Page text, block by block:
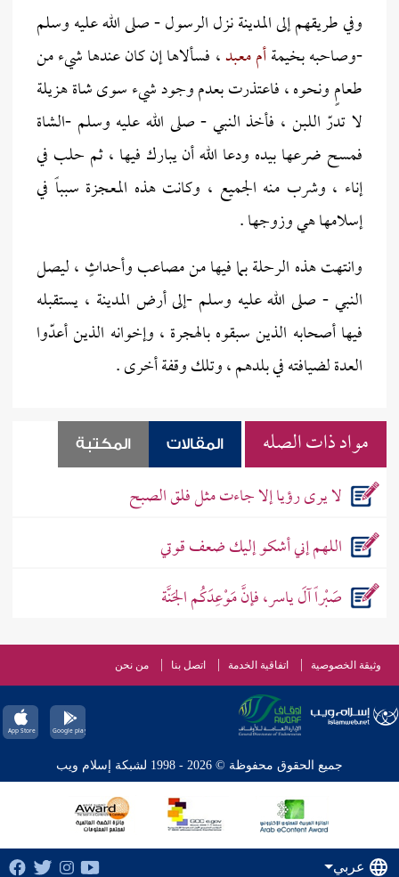
وفي طريقهم إلى المدينة نزل الرسول - صلى الله عليه وسلم
-وصاحبه بخيمةأم معبد، فسألاها إن كان عندها شيء من
طعامٍ ونحوه ، فاعتذرت بعدم وجود شيء سوى شاة هزيلة
لا تدرّ اللبن ، فأخذ النبي - صلى الله عليه وسلم -الشاة
فمسح ضرعها بيده ودعا الله أن يبارك فيها ، ثم حلب في
إناء ، وشرب منه الجميع ، وكانت هذه المعجزة سبباً في
إسلامها هي وزوجها .
وانتهت هذه الرحلة بما فيها من مصاعب وأحداثٍ ، ليصل
النبي - صلى الله عليه وسلم -إلى أرض المدينة ، يستقبله
فيها أصحابه الذين سبقوه بالهجرة ، وإخوانه الذين أعدّوا
العدة لضيافته في بلدهم ، وتلك وقفة أخرى .
مواد ذات الصله المقالات المكتبة
لا يرى رؤيا إلا جاءت مثل فلق الصبح
اللهم إني أشكو إليك ضعف قوتي
صَبْراً آلَ ياسر، فإنَّ مَوْعِدَكُم الجَنَّة
وثيقة الخصوصية اتفاقية الخدمة اتصل بنا من نحن
جميع الحقوق محفوظة © 2026 - 1998 لشبكة إسلام ويب
عربي